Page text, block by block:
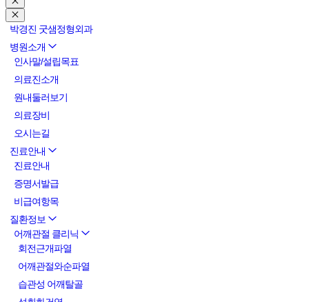
박경진 굿샘정형외과
병원소개
인사말/설립목표
의료진소개
원내둘러보기
의료장비
오시는길
진료안내
진료안내
증명서발급
비급여항목
질환정보
어깨관절 클리닉
회전근개파열
어깨관절와순파열
습관성 어깨탈골